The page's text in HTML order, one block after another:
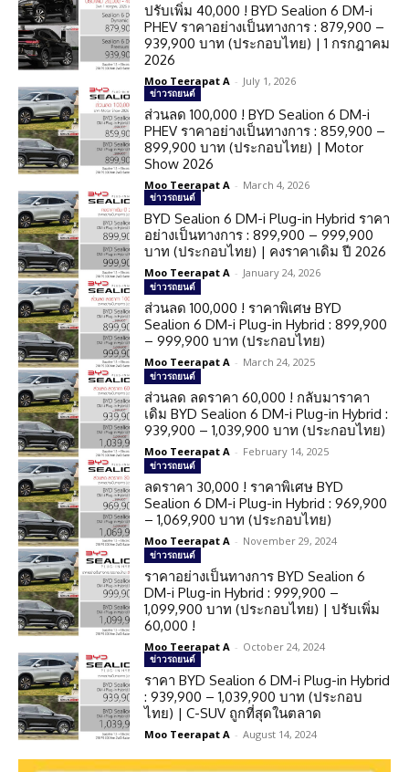
ปรับเพิ่ม 40,000 ! BYD Sealion 6 DM-i
PHEV ราคาอย่างเป็นทางการ : 879,900 –
939,900 บาท (ประกอบไทย) | 1 กรกฎาคม
2026
Moo Teerapat A - July 1, 2026
ข่าวรถยนต์
ส่วนลด 100,000 ! BYD Sealion 6 DM-i
PHEV ราคาอย่างเป็นทางการ : 859,900 –
899,900 บาท (ประกอบไทย) | Motor
Show 2026
Moo Teerapat A - March 4, 2026
ข่าวรถยนต์
BYD Sealion 6 DM-i Plug-in Hybrid ราคา
อย่างเป็นทางการ : 899,900 – 999,900
บาท (ประกอบไทย) | คงราคาเดิม ปี 2026
Moo Teerapat A - January 24, 2026
ข่าวรถยนต์
ส่วนลด 100,000 ! ราคาพิเศษ BYD
Sealion 6 DM-i Plug-in Hybrid : 899,900
– 999,900 บาท (ประกอบไทย)
Moo Teerapat A - March 24, 2025
ข่าวรถยนต์
ส่วนลด ลดราคา 60,000 ! กลับมาราคา
เดิม BYD Sealion 6 DM-i Plug-in Hybrid :
939,900 – 1,039,900 บาท (ประกอบไทย)
Moo Teerapat A - February 14, 2025
ข่าวรถยนต์
ลดราคา 30,000 ! ราคาพิเศษ BYD
Sealion 6 DM-i Plug-in Hybrid : 969,900
– 1,069,900 บาท (ประกอบไทย)
Moo Teerapat A - November 29, 2024
ข่าวรถยนต์
ราคาอย่างเป็นทางการ BYD Sealion 6
DM-i Plug-in Hybrid : 999,900 –
1,099,900 บาท (ประกอบไทย) | ปรับเพิ่ม
60,000 !
Moo Teerapat A - October 24, 2024
ข่าวรถยนต์
ราคา BYD Sealion 6 DM-i Plug-in Hybrid
: 939,900 – 1,039,900 บาท (ประกอบ
ไทย) | C-SUV ถูกที่สุดในตลาด
Moo Teerapat A - August 14, 2024